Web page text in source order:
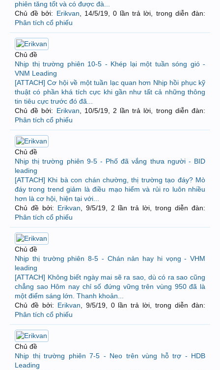
phiên tăng tốt và có được đà...
Chủ đề bởi: Erikvan 14/5/19, 0 lần trả lời, trong diễn đàn:
Phân tích cổ phiếu
Chủ đề
Nhịp thị trường phiên 10-5 - Khép lại một tuần sóng gió -
VNM Leading
[ATTACH] Cơ hội về một tuần lạc quan hơn Nhịp hồi phục kỹ
thuật có phần khá tích cực khi gần như tất cả những thông
tin tiêu cực trước đó đã...
Chủ đề bởi: Erikvan 10/5/19, 2 lần trả lời, trong diễn đàn:
Phân tích cổ phiếu
Chủ đề
Nhịp thị trường phiên 9-5 - Phố đã vắng thưa người - BID
leading
[ATTACH] Khi bà con chán chường, thị trường tạo đáy? Mò
đáy trong trend giảm là điều mạo hiểm và rủi ro luôn nhiều
hơn là cơ hội, hiện tại với...
Chủ đề bởi: Erikvan 9/5/19, 2 lần trả lời, trong diễn đàn:
Phân tích cổ phiếu
Chủ đề
Nhịp thị trường phiên 8-5 - Chán nản hay hi vọng - VHM
leading
[ATTACH] Không biết ngày mai sẽ ra sao, dù có ra sao cũng
chẳng sao Hôm nay chỉ số đứng vững trên vùng 950 đã là
một điểm sáng lớn. Thanh khoản...
Chủ đề bởi: Erikvan 9/5/19, 0 lần trả lời, trong diễn đàn:
Phân tích cổ phiếu
Chủ đề
Nhịp thị trường phiên 7-5 - Neo trên vùng hỗ trợ - HDB
Leading